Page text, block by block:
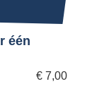
één
€ 7,00